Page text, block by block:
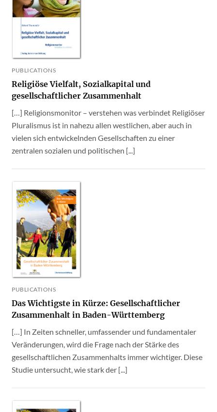
PUBLICATIONS
Religiöse Vielfalt, Sozialkapital und
gesellschaftlicher Zusammenhalt
[…] Religionsmonitor – verstehen was verbindet Religiöser
Pluralismus ist in nahezu allen westlichen, aber auch in
vielen sich entwickelnden Gesellschaften zu einer
zentralen sozialen und politischen [...]
PUBLICATIONS
Das Wichtigste in Kürze: Gesellschaftlicher
Zusammenhalt in Baden-Württemberg
[…] In Zeiten schneller, umfassender und fundamentaler
Veränderungen, wird die Frage nach der Stärke des
gesellschaftlichen Zusammenhalts immer wichtiger. Diese
Studie untersucht, wie stark der [...]